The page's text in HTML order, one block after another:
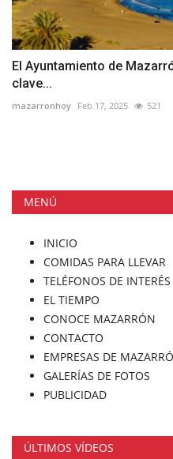
El Ayuntamiento de
clave...
mazarronhoy Feb 17, 2025 521
MENÚ
INICIO
COMIDAS PARA LLEVAR
TELÉFONOS DE INTERÉS
EL TIEMPO
CONOCE MAZARRÓN
CONTACTO
EMPRESAS DE
GALERÍAS DE FOTOS
PUBLICIDAD
ÚLTIMOS VÍDEOS